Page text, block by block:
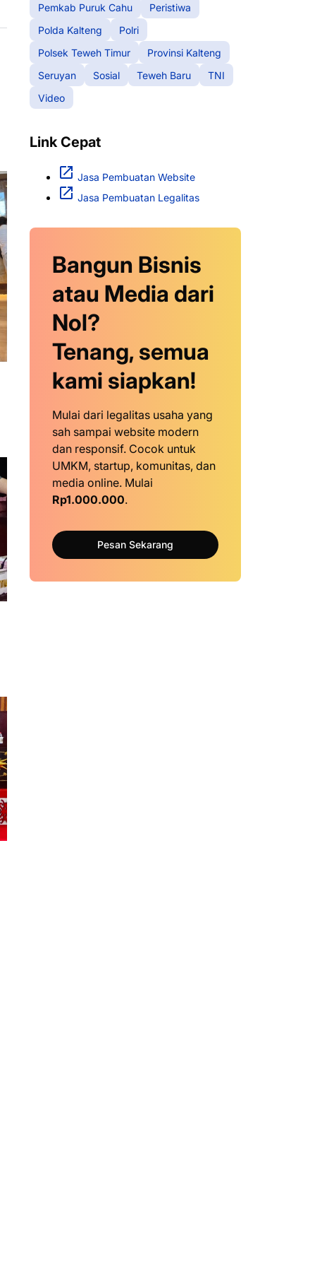
Pemkab Puruk Cahu
Peristiwa
Polda Kalteng
Polri
Polsek Teweh Timur
Provinsi Kalteng
Seruyan
Sosial Teweh Baru
TNI
Video
Link Cepat
Jasa Pembuatan Website
Jasa Pembuatan Legalitas
Bangun Bisnis
atau Media dari
Nol?
Tenang, semua
kami siapkan!
Mulai dari legalitas usaha yang
sah sampai website modern
dan responsif. Cocok untuk
UMKM, startup, komunitas, dan
media online. Mulai
Rp1.000.000.
Pesan Sekarang